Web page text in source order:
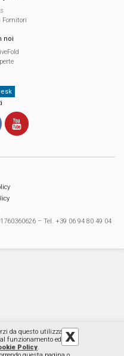
Fornitori
noi
– Tel. +39 06 94 80 49 04
da questo utilizzati si
al funzionamento ed utili
Policy.